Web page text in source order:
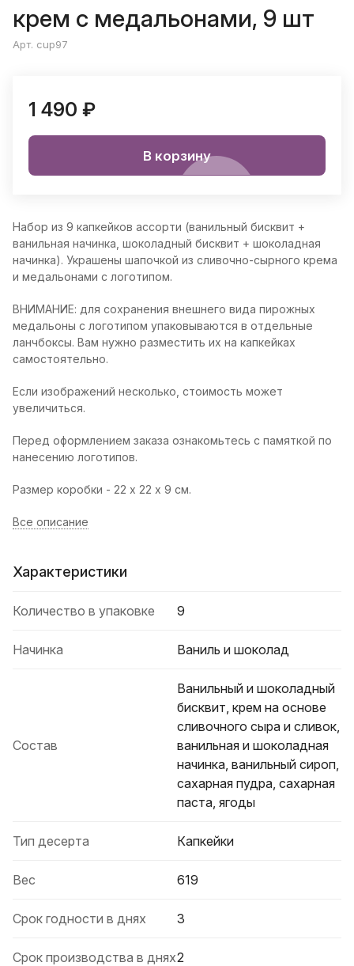
крем с медальонами, 9 шт
Арт. cup97
1 490 ₽
В корзину
Набор из 9 капкейков ассорти (ванильный бисквит +
ванильная начинка, шоколадный бисквит + шоколадная
начинка). Украшены шапочкой из сливочно-сырного крема
и медальонами с логотипом.
ВНИМАНИЕ: для сохранения внешнего вида пирожных
медальоны с логотипом упаковываются в отдельные
ланчбоксы. Вам нужно разместить их на капкейках
самостоятельно.
Если изображений несколько, стоимость может
увеличиться.
Перед оформлением заказа ознакомьтесь с памяткой по
нанесению логотипов.
Размер коробки - 22 х 22 х 9 см.
Все описание
Характеристики
Количество в упаковке 9
Начинка Ваниль и шоколад
Состав
Ванильный и шоколадный
бисквит, крем на основе
сливочного сыра и сливок,
ванильная и шоколадная
начинка, ванильный сироп,
сахарная пудра, сахарная
паста, ягоды
Тип десерта Капкейки
Вес 619
Срок годности в днях 3
Срок производства в днях2